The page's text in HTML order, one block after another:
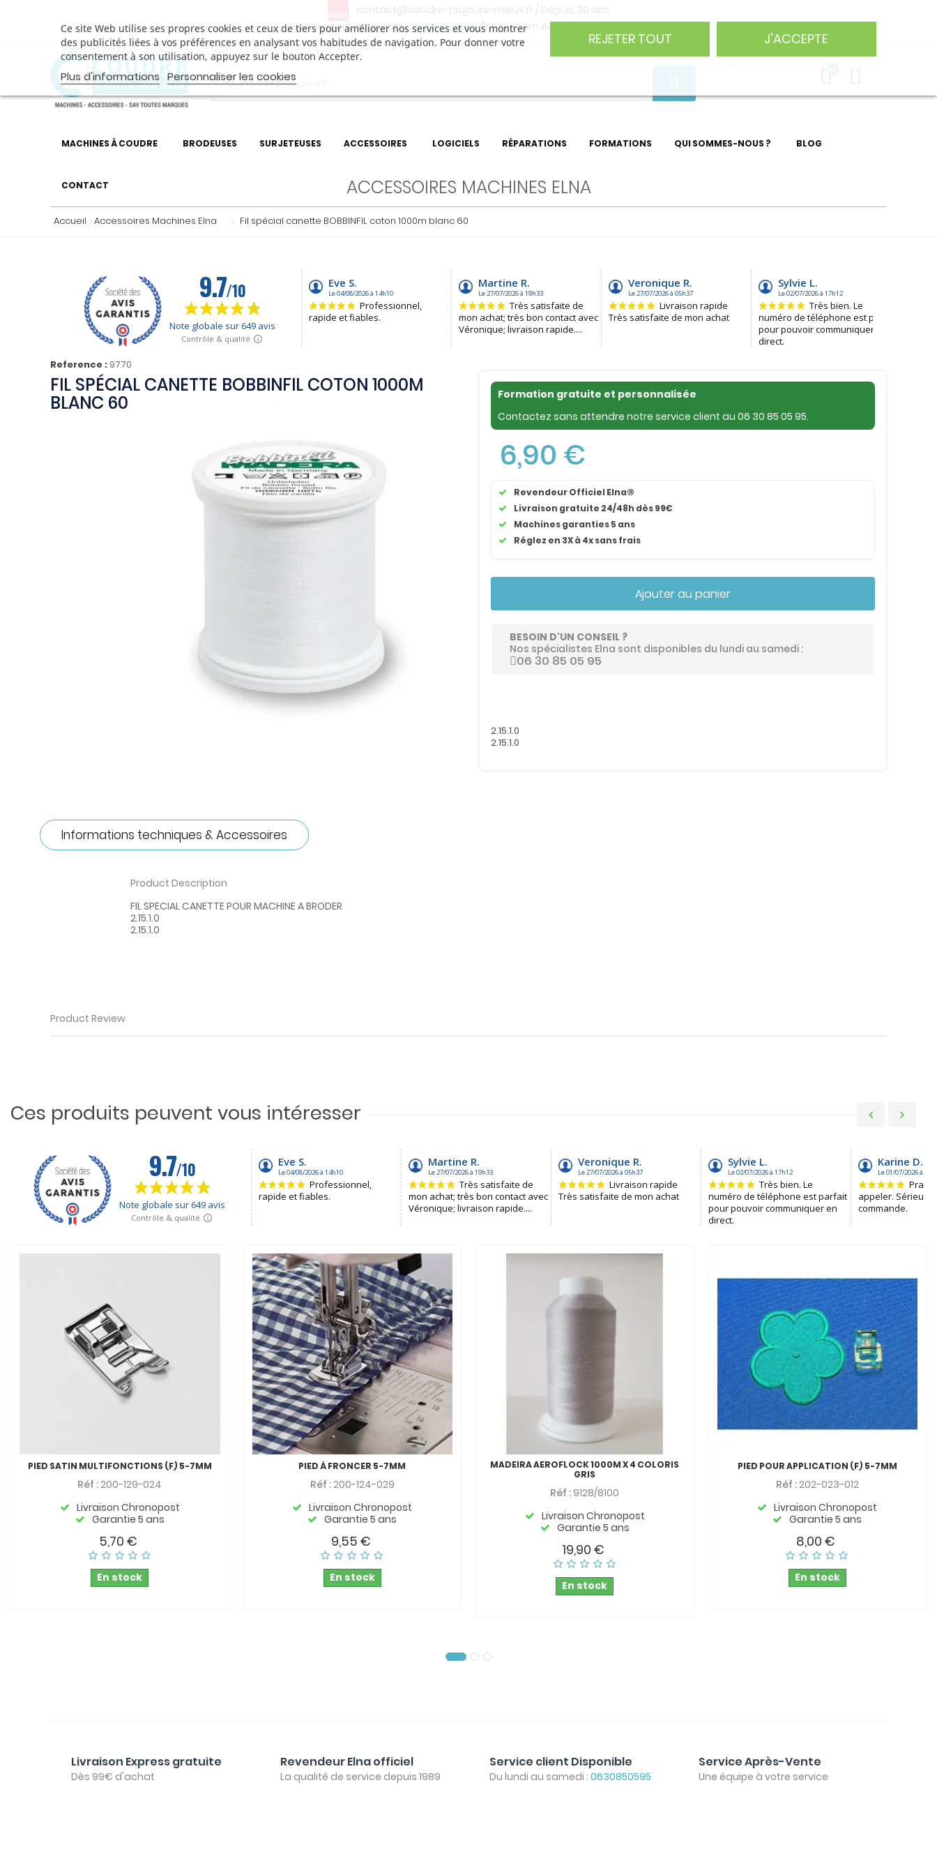
contact@coudre-toujours-mieux.fr / Depuis 30 ans
Showroom Haguenau 06 30 85 05 95/ Showroom Angers
Ce site Web utilise ses propres cookies et ceux de tiers pour améliorer nos services et vous montrer
des publicités liées à vos préférences en analysant vos habitudes de navigation. Pour donner votre
consentement à son utilisation, appuyez sur le bouton Accepter.
Plus d'informations Personnaliser les cookies
REJETER TOUT J'ACCEPTE
MACHINES À COUDRE BRODEUSES SURJETEUSES ACCESSOIRES LOGICIELS RÉPARATIONS FORMATIONS QUI SOMMES-NOUS ? BLOG
CONTACT ACCESSOIRES MACHINES ELNA
Accueil Accessoires Machines Elna Fil spécial canette BOBBINFIL coton 1000m blanc 60
Reference : 9770
FIL SPÉCIAL CANETTE BOBBINFIL COTON 1000M
BLANC 60
Formation gratuite et personnalisée
Contactez sans attendre notre service client au 06 30 85 05 95.
6,90 €
Revendeur Officiel Elna®
Livraison gratuite 24/48h dès 99€
Machines garanties 5 ans
Réglez en 3X à 4x sans frais
Ajouter au panier
BESOIN D'UN CONSEIL ?
Nos spécialistes Elna sont disponibles du lundi au samedi :
06 30 85 05 95
2.15.1.0
2.15.1.0
Informations techniques & Accessoires
Product Description
FIL SPECIAL CANETTE POUR MACHINE A BRODER
2.15.1.0
2.15.1.0
Product Review
Ces produits peuvent vous intéresser
PIED SATIN MULTIFONCTIONS (F) 5-7MM
Réf :200-129-024
Livraison Chronopost
Garantie 5 ans
5,70 €
En stock
PIED À FRONCER 5-7MM
Réf :200-124-029
Livraison Chronopost
Garantie 5 ans
9,55 €
En stock
MADEIRA AEROFLOCK 1000M X 4 COLORIS
GRIS
Réf : 9128/8100
Livraison Chronopost
Garantie 5 ans
19,90 €
En stock
PIED POUR APPLICATION (F) 5-7MM
Réf :202-023-012
Livraison Chronopost
Garantie 5 ans
8,00 €
En stock
Livraison Express gratuite
Dès 99€ d'achat
Revendeur Elna officiel
La qualité de service depuis 1989
Service client Disponible
Du lundi au samedi : 0630850595
Service Après-Vente
Une équipe à votre service